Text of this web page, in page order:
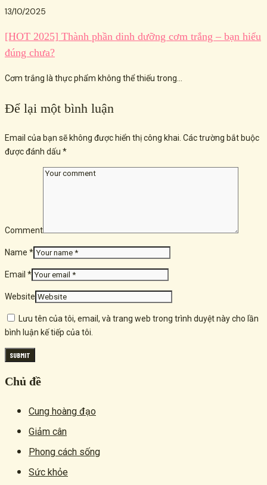
13/10/2025
[HOT 2025] Thành phần dinh dưỡng cơm trắng – bạn hiểu
đúng chưa?
Cơm trắng là thực phẩm không thể thiếu trong...
Để lại một bình luận
Email của bạn sẽ không được hiển thị công khai. Các trường bắt buộc
được đánh dấu *
Comment
Name *
Email *
Website
Lưu tên của tôi, email, và trang web trong trình duyệt này cho lần
bình luận kế tiếp của tôi.
Chủ đề
Cung hoàng đạo
Giảm cân
Phong cách sống
Sức khỏe